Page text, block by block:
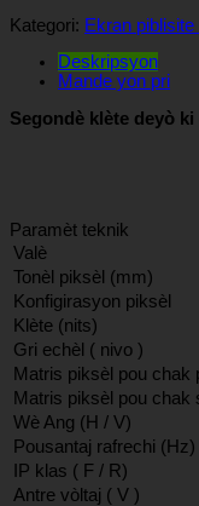
Kategori: Ekran piblisite
Deskripsyon
Mande yon pri
Segondè klète deyò
Paramèt teknik
Valè
Tonèl piksèl (mm)
Konfigirasyon piksèl
Klète (nits)
Gri echèl ( nivo )
Matris piksèl pou chak
Matris piksèl pou chak
Wè Ang (H / V)
Pousantaj rafrechi (Hz)
IP klas ( F / R)
Antre vòltaj ( V )